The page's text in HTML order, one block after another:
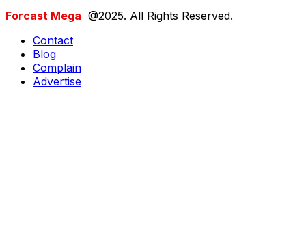
Forcast Mega @2025. All Rights Reserved.
Contact
Blog
Complain
Advertise